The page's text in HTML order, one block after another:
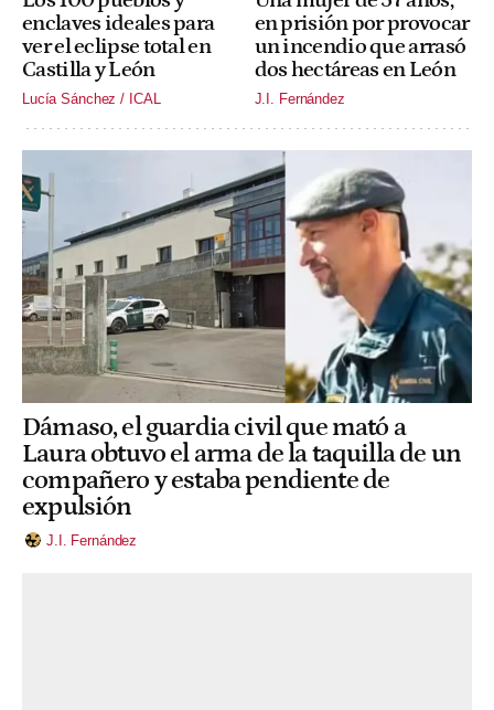
enclaves ideales para
ver el eclipse total en
Castilla y León
Lucía Sánchez / ICAL
en prisión por provocar
un incendio que arrasó
dos hectáreas en León
J.I. Fernández
Dámaso, el guardia civil que mató a
Laura obtuvo el arma de la taquilla de un
compañero y estaba pendiente de
expulsión
J.I. Fernández